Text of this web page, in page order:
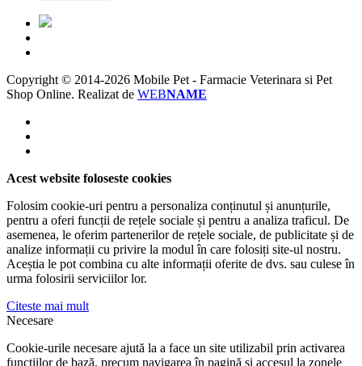
Copyright © 2014-2026 Mobile Pet - Farmacie Veterinara si Pet
Shop Online. Realizat de WEBNAME
Acest website foloseste cookies
Folosim cookie-uri pentru a personaliza conținutul și anunțurile,
pentru a oferi funcții de rețele sociale și pentru a analiza traficul. De
asemenea, le oferim partenerilor de rețele sociale, de publicitate și de
analize informații cu privire la modul în care folosiți site-ul nostru.
Aceștia le pot combina cu alte informații oferite de dvs. sau culese în
urma folosirii serviciilor lor.
Citeste mai mult
Necesare
Cookie-urile necesare ajută la a face un site utilizabil prin activarea
funcţiilor de bază, precum navigarea în pagină şi accesul la zonele